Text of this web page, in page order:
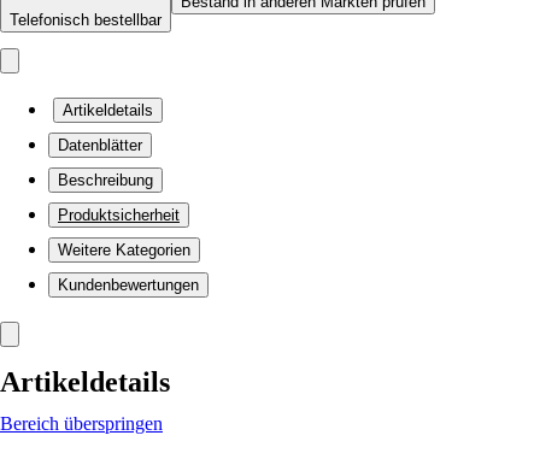
Telefonisch bestellbar
Artikeldetails
Datenblätter
Beschreibung
Produktsicherheit
Weitere Kategorien
Kundenbewertungen
Artikeldetails
Bereich überspringen